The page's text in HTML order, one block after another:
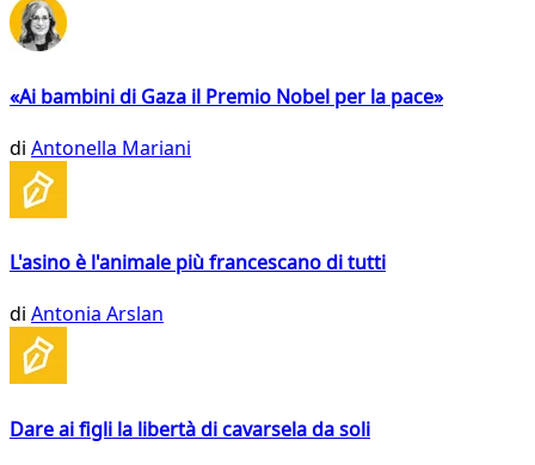
«Ai bambini di Gaza il Premio Nobel per la pace»
di Antonella Mariani
L'asino è l'animale più francescano di tutti
di Antonia Arslan
Dare ai figli la libertà di cavarsela da soli